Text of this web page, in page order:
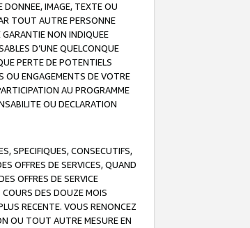
IMAGE, TEXTE OU
TOUT AUTRE PERSONNE
GARANTIE NON INDIQUEE
D’UNE QUELCONQUE
PERTE DE POTENTIELS
OU ENGAGEMENTS DE VOTRE
AU PROGRAMME
OU DECLARATION
SPECIFIQUES, CONSECUTIFS,
OFFRES DE SERVICES, QUAND
OFFRES DE SERVICE
DES DOUZE MOIS
RECENTE. VOUS RENONCEZ
OU TOUT AUTRE MESURE EN